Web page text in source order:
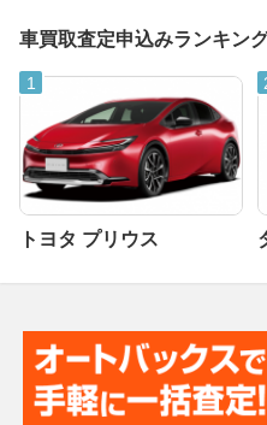
車買取査定申込みランキン
トヨタ プリウス